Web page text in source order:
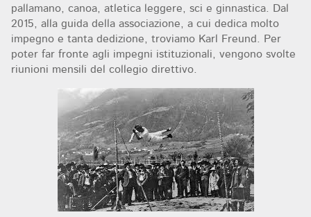
pallamano, canoa, atletica leggere, sci e ginnastica. Dal
2015, alla guida della associazione, a cui dedica molto
impegno e tanta dedizione, troviamo Karl Freund. Per
poter far fronte agli impegni istituzionali, vengono svolte
riunioni mensili del collegio direttivo.